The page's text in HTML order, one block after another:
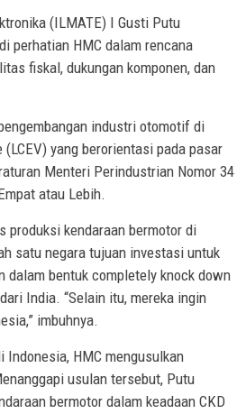
(ILMATE) I Gusti Putu
perhatian HMC dalam rencana
fiskal, dukungan komponen, dan
industri otomotif di
yang berorientasi pada pasar
Menteri Perindustrian Nomor 34
atau Lebih.
produksi kendaraan bermotor di
satu negara tujuan investasi untuk
bentuk completely knock down
India. “Selain itu, mereka ingin
imbuhnya.
Indonesia, HMC mengusulkan
usulan tersebut, Putu
bermotor dalam keadaan CKD